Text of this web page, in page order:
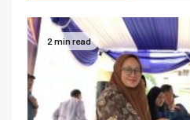
2 min read